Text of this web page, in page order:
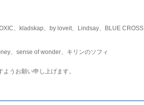
、kladskap、by loveit、Lindsay、BLUE CROSS
、sense of wonder、キリンのソフィ
うお願い申し上げます。